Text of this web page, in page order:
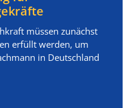
müssen zunächst
erfüllt werden, um
in Deutschland